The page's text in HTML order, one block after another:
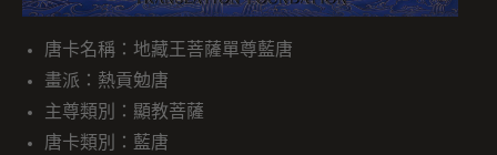
唐卡名稱：地藏王菩薩單尊藍唐
畫派：熱貢勉唐
主尊類別：顯教菩薩
唐卡類別：藍唐